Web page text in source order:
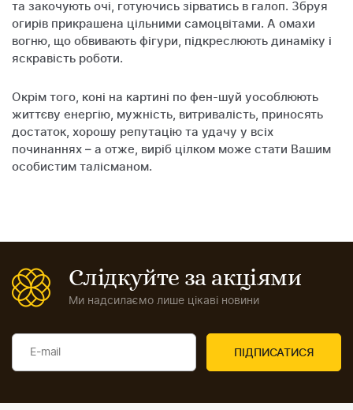
та закочують очі, готуючись зірватись в галоп. Збруя
огирів прикрашена цільними самоцвітами. А омахи
вогню, що обвивають фігури, підкреслюють динаміку і
яскравість роботи.
Окрім того, коні на картині по фен-шуй уособлюють
життєву енергію, мужність, витривалість, приносять
достаток, хорошу репутацію та удачу у всіх
починаннях – а отже, виріб цілком може стати Вашим
особистим талісманом.
Слідкуйте за акціями
Ми надсилаємо лише цікаві новини